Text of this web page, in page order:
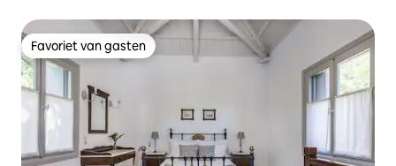
Favoriet van gasten
Favoriet van gasten